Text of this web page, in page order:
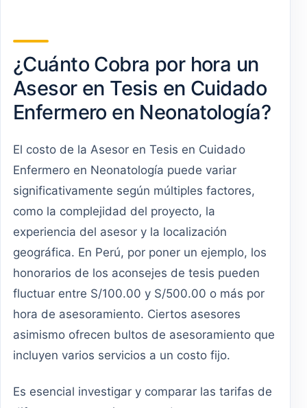
¿Cuánto Cobra por hora un
Asesor en Tesis en Cuidado
Enfermero en Neonatología?
El costo de la Asesor en Tesis en Cuidado
Enfermero en Neonatología puede variar
significativamente según múltiples factores,
como la complejidad del proyecto, la
experiencia del asesor y la localización
geográfica. En Perú, por poner un ejemplo, los
honorarios de los aconsejes de tesis pueden
fluctuar entre S/100.00 y S/500.00 o más por
hora de asesoramiento. Ciertos asesores
asimismo ofrecen bultos de asesoramiento que
incluyen varios servicios a un costo fijo.
Es esencial investigar y comparar las tarifas de